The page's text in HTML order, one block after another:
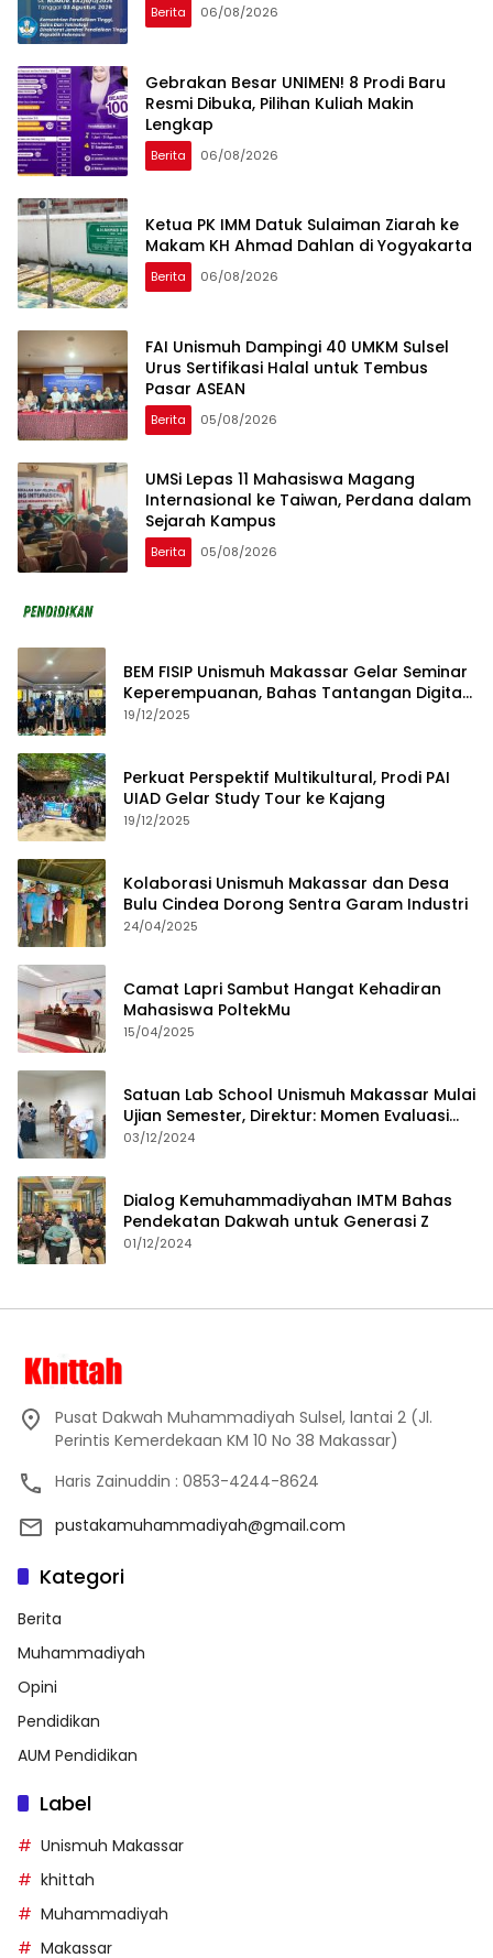
Berita 06/08/2026
Gebrakan Besar UNIMEN! 8 Prodi Baru
Resmi Dibuka, Pilihan Kuliah Makin
Lengkap
Berita 06/08/2026
Ketua PK IMM Datuk Sulaiman Ziarah ke
Makam KH Ahmad Dahlan di Yogyakarta
Berita 06/08/2026
FAI Unismuh Dampingi 40 UMKM Sulsel
Urus Sertifikasi Halal untuk Tembus
Pasar ASEAN
Berita 05/08/2026
UMSi Lepas 11 Mahasiswa Magang
Internasional ke Taiwan, Perdana dalam
Sejarah Kampus
Berita 05/08/2026
BEM FISIP Unismuh Makassar Gelar Seminar
Keperempuanan, Bahas Tantangan Digital
dan Budaya Lokal
19/12/2025
Perkuat Perspektif Multikultural, Prodi PAI
UIAD Gelar Study Tour ke Kajang
19/12/2025
Kolaborasi Unismuh Makassar dan Desa
Bulu Cindea Dorong Sentra Garam Industri
24/04/2025
Camat Lapri Sambut Hangat Kehadiran
Mahasiswa PoltekMu
15/04/2025
Satuan Lab School Unismuh Makassar Mulai
Ujian Semester, Direktur: Momen Evaluasi
Proses Pembelajaran
03/12/2024
Dialog Kemuhammadiyahan IMTM Bahas
Pendekatan Dakwah untuk Generasi Z
01/12/2024
Pusat Dakwah Muhammadiyah Sulsel, lantai 2 (Jl.
Perintis Kemerdekaan KM 10 No 38 Makassar)
Haris Zainuddin : 0853-4244-8624
pustakamuhammadiyah@gmail.com
Kategori
Berita
Muhammadiyah
Opini
Pendidikan
AUM Pendidikan
Label
Unismuh Makassar
khittah
Muhammadiyah
Makassar